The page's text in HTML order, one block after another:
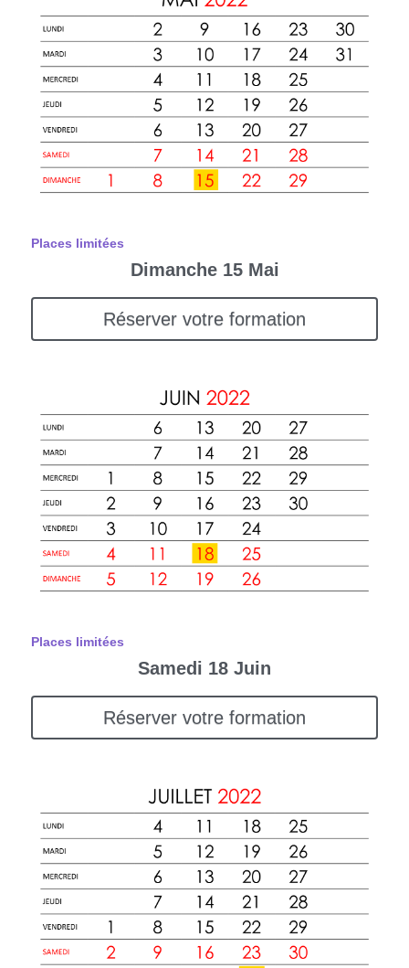
Places limitées
Dimanche 15 Mai
Réserver votre formation
Places limitées
Samedi 18 Juin
Réserver votre formation